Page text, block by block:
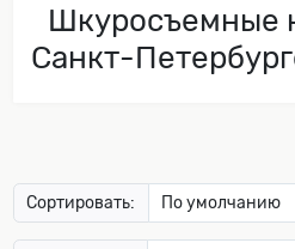
Шкуросъемные
Санкт-
Сортировать: